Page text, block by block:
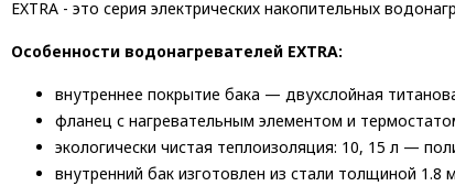
EXTRA - это серия электрических накопительных
Особенности водонагревателей EXTRA:
внутреннее покрытие бака — двухслойная
фланец с нагревательным элементом и
экологически чистая теплоизоляция: 10, 15 л —
внутренний бак изготовлен из стали толщиной 1.8